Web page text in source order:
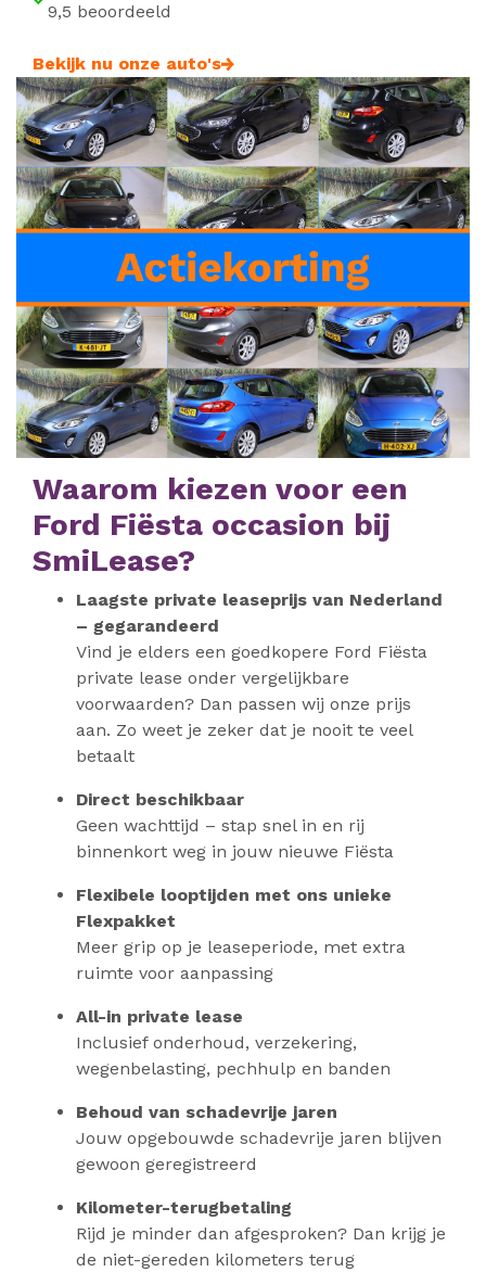
9,5 beoordeeld
Bekijk nu onze auto's
Waarom kiezen voor een
Ford Fiësta occasion bij
SmiLease?
Laagste private leaseprijs van Nederland
– gegarandeerd
Vind je elders een goedkopere Ford Fiësta
private lease onder vergelijkbare
voorwaarden? Dan passen wij onze prijs
aan. Zo weet je zeker dat je nooit te veel
betaalt
Direct beschikbaar
Geen wachttijd – stap snel in en rij
binnenkort weg in jouw nieuwe Fiësta
Flexibele looptijden met ons unieke
Flexpakket
Meer grip op je leaseperiode, met extra
ruimte voor aanpassing
All-in private lease
Inclusief onderhoud, verzekering,
wegenbelasting, pechhulp en banden
Behoud van schadevrije jaren
Jouw opgebouwde schadevrije jaren blijven
gewoon geregistreerd
Kilometer-terugbetaling
Rijd je minder dan afgesproken? Dan krijg je
de niet-gereden kilometers terug